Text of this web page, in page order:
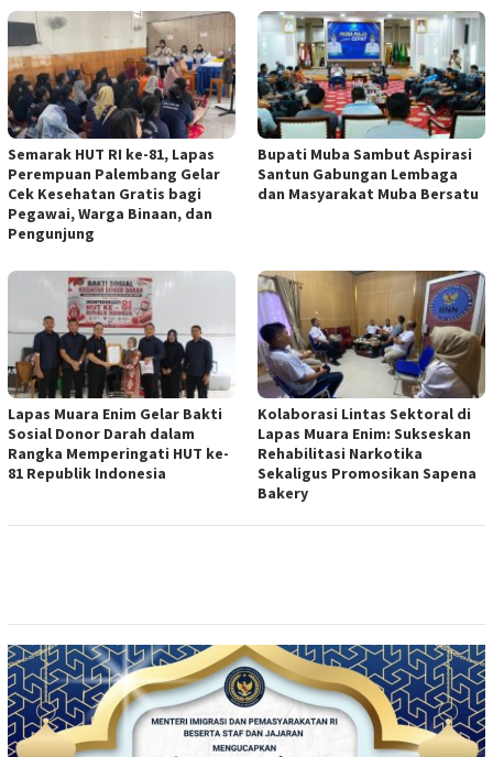
Semarak HUT RI ke-81, Lapas
Perempuan Palembang Gelar
Cek Kesehatan Gratis bagi
Pegawai, Warga Binaan, dan
Pengunjung
Bupati Muba Sambut Aspirasi
Santun Gabungan Lembaga
dan Masyarakat Muba Bersatu
Lapas Muara Enim Gelar Bakti
Sosial Donor Darah dalam
Rangka Memperingati HUT ke-
81 Republik Indonesia
Kolaborasi Lintas Sektoral di
Lapas Muara Enim: Sukseskan
Rehabilitasi Narkotika
Sekaligus Promosikan Sapena
Bakery